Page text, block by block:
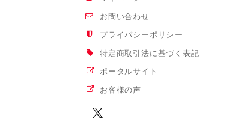
お問い合わせ
プライバシーポリシー
特定商取引法に基づく表記
ポータルサイト
お客様の声